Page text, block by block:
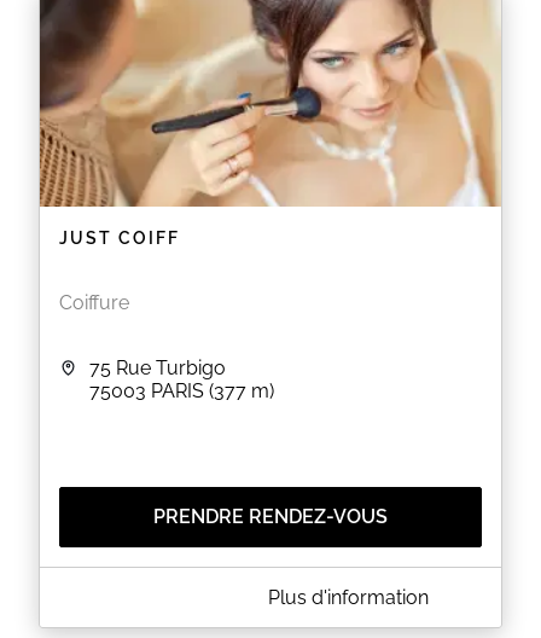
que des colorations, des balayages et des soins
capillaires.
EN SAVOIR PLUS
JUST COIFF
Coiffure
75 Rue Turbigo
75003 PARIS (377 m)
PRENDRE RENDEZ-VOUS
Just Coiff est un salon de coiffure situé au 75 rue
Plus d'information